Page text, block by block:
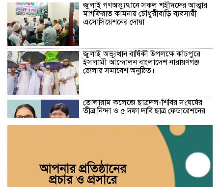
জুলাই গণঅভ্যুত্থানে সকল শহীদদের আত্মার
মাগফিরাত কামনায় চৌধুরীবাড়ি ব্যবসায়ী
এসোসিয়েশনের দোয়া
জুলাই অভ্যূত্থান বার্ষিকী উপলক্ষে কাঁচপুরে
ইসলামী আন্দোলন বাংলাদেশ নারায়ণগঞ্জ
জেলার সমাবেশ অনুষ্ঠিত।
তোলারাম কলেজে ছাত্রদল-শিবির সংঘর্ষের
তীব্র নিন্দা ও ৫ দফা দাবি ছাত্র ফেডারেশনের
ছাত্রদল এখন ছাত্রলীগের রূপ ধারণ করেছে’:
নারায়ণগঞ্জে গণসমাবেশে মাওলানা আব্দুল
হালিম